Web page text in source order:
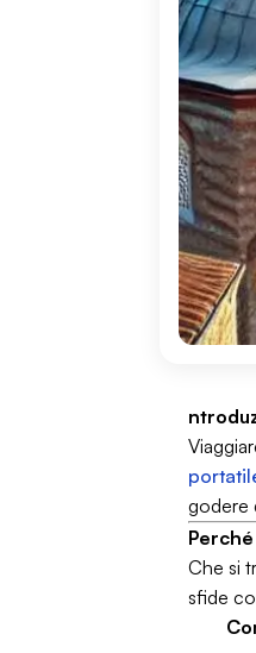
godere
Che si
sfide